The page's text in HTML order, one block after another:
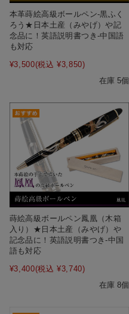
本革蒔絵高級ボールペン‐黒ふく
ろう★日本土産（みやげ）や記
念品に！英語説明書つき-中国語
も対応
¥3,500(税込 ¥3,850)
在庫 5個
蒔絵高級ボールペン鳳凰（木箱
入り）★日本土産（みやげ）や
記念品に！英語説明書つき-中国
語も対応
¥3,400(税込 ¥3,740)
在庫 8個